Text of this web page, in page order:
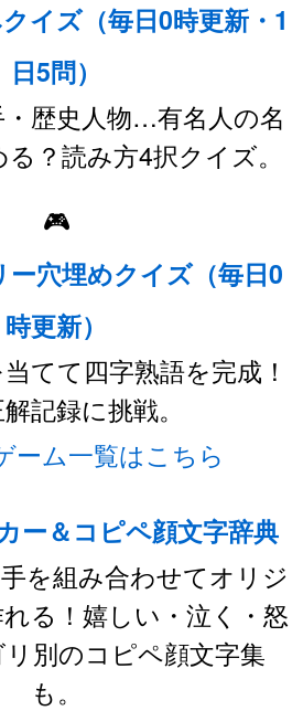
イズ（毎日0時更新・1
日5問）
歴史人物…有名人の名
？読み方4択クイズ。
🎮
ー穴埋めクイズ（毎日0
時更新）
てて四字熟語を完成！
記録に挑戦。
ーム一覧はこちら
ー＆コピペ顔文字辞典
を組み合わせてオリジ
る！嬉しい・泣く・怒
別のコピペ顔文字集
も。